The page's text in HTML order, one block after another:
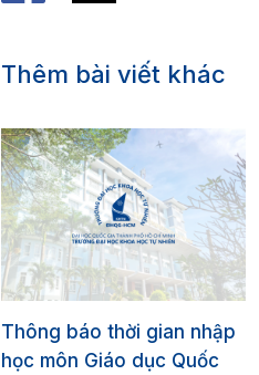
Thêm bài viết khác
Thông báo thời gian nhập
học môn Giáo dục Quốc